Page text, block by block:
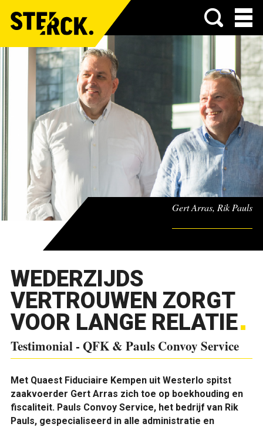
Menu
Gert Arras, Rik Pauls
WEDERZIJDS
VERTROUWEN ZORGT
VOOR LANGE RELATIE
Testimonial - QFK & Pauls Convoy Service
Met Quaest Fiduciaire Kempen uit Westerlo spitst
zaakvoerder Gert Arras zich toe op boekhouding en
fiscaliteit. Pauls Convoy Service, het bedrijf van Rik
Pauls, gespecialiseerd in alle admini­stratie en